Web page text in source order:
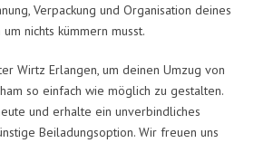
Verpackung und Organisation deines
nichts kümmern musst.
Wirtz Erlangen, um deinen Umzug von
so einfach wie möglich zu gestalten.
und erhalte ein unverbindliches
Beiladungsoption. Wir freuen uns